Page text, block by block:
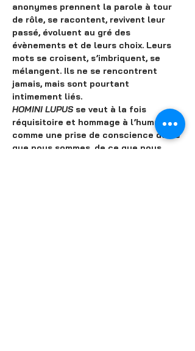
anonymes prennent la parole à tour
de rôle, se racontent, revivent leur
passé, évoluent au gré des
évènements et de leurs choix. Leurs
mots se croisent, s’imbriquent, se
mélangent. Ils ne se rencontrent
jamais, mais sont pourtant
intimement liés.
HOMINI LUPUS se veut à la fois
réquisitoire et hommage à l’humanité,
comme une prise de conscience de ce
que nous sommes, de ce que nous